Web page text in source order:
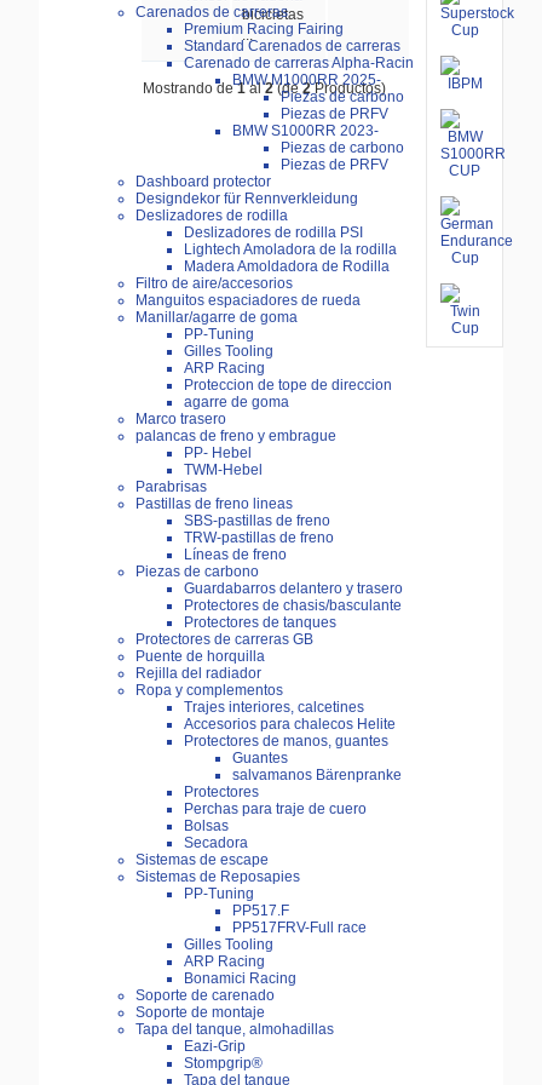
Carenados de carreras
Premium Racing Fairing
Standard Carenados de carreras
Carenado de carreras Alpha-Racin
BMW M1000RR 2025-
Piezas de carbono
Piezas de PRFV
BMW S1000RR 2023-
Piezas de carbono
Piezas de PRFV
Dashboard protector
Designdekor für Rennverkleidung
Deslizadores de rodilla
Deslizadores de rodilla PSI
Lightech Amoladora de la rodilla
Madera Amoldadora de Rodilla
Filtro de aire/accesorios
Manguitos espaciadores de rueda
Manillar/agarre de goma
PP-Tuning
Gilles Tooling
ARP Racing
Proteccion de tope de direccion
agarre de goma
Marco trasero
palancas de freno y embrague
PP- Hebel
TWM-Hebel
Parabrisas
Pastillas de freno lineas
SBS-pastillas de freno
TRW-pastillas de freno
Líneas de freno
Piezas de carbono
Guardabarros delantero y trasero
Protectores de chasis/basculante
Protectores de tanques
Protectores de carreras GB
Puente de horquilla
Rejilla del radiador
Ropa y complementos
Trajes interiores, calcetines
Accesorios para chalecos Helite
Protectores de manos, guantes
Guantes
salvamanos Bärenpranke
Protectores
Perchas para traje de cuero
Bolsas
Secadora
Sistemas de escape
Sistemas de Reposapies
PP-Tuning
PP517.F
PP517FRV-Full race
Gilles Tooling
ARP Racing
Bonamici Racing
Soporte de carenado
Soporte de montaje
Tapa del tanque, almohadillas
Eazi-Grip
Stompgrip®
Tapa del tanque
bicicletas
...
Mostrando de1al2(de2Productos)